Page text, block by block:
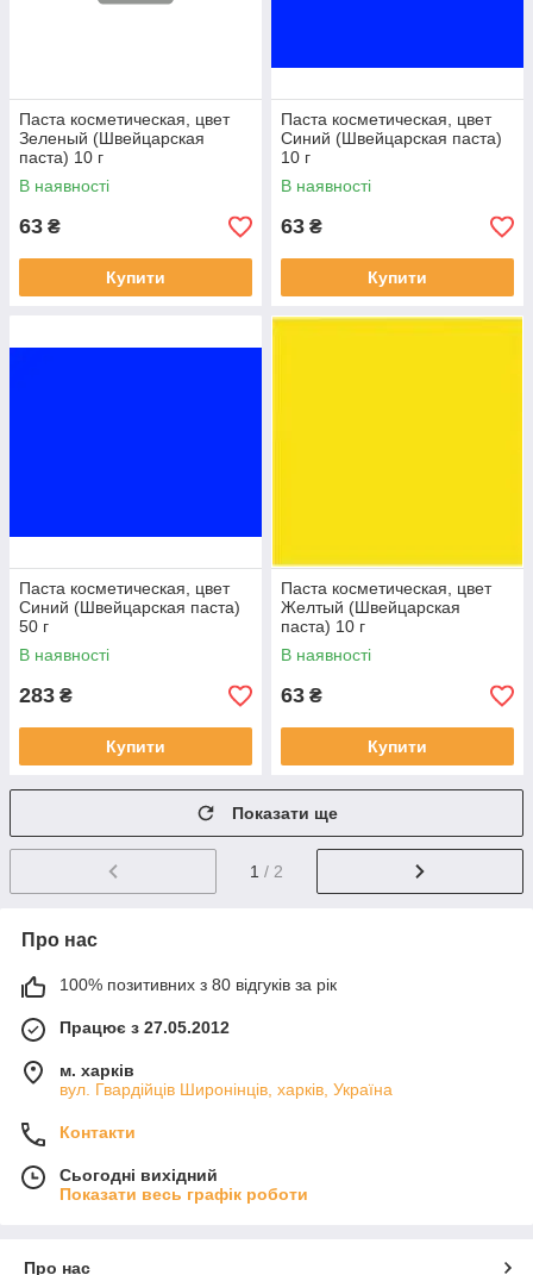
Паста косметическая, цвет
Зеленый (Швейцарская
паста) 10 г
В наявності
63 ₴
Купити
Паста косметическая, цвет
Синий (Швейцарская паста)
10 г
В наявності
63 ₴
Купити
Паста косметическая, цвет
Синий (Швейцарская паста)
50 г
В наявності
283 ₴
Купити
Паста косметическая, цвет
Желтый (Швейцарская
паста) 10 г
В наявності
63 ₴
Купити
Показати ще
1 / 2
Про нас
100% позитивних з 80 відгуків за рік
Працює з 27.05.2012
м. харків
вул. Гвардійців Широнінців, харків, Україна
Контакти
Сьогодні вихідний
Показати весь графік роботи
Про нас